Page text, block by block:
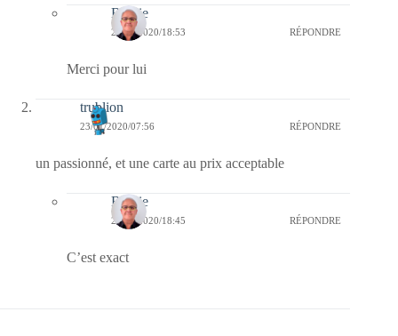
Bernie
24/02/2020/18:53 RÉPONDRE
Merci pour lui
trublion
23/01/2020/07:56 RÉPONDRE
un passionné, et une carte au prix acceptable
Bernie
24/01/2020/18:45 RÉPONDRE
C’est exact